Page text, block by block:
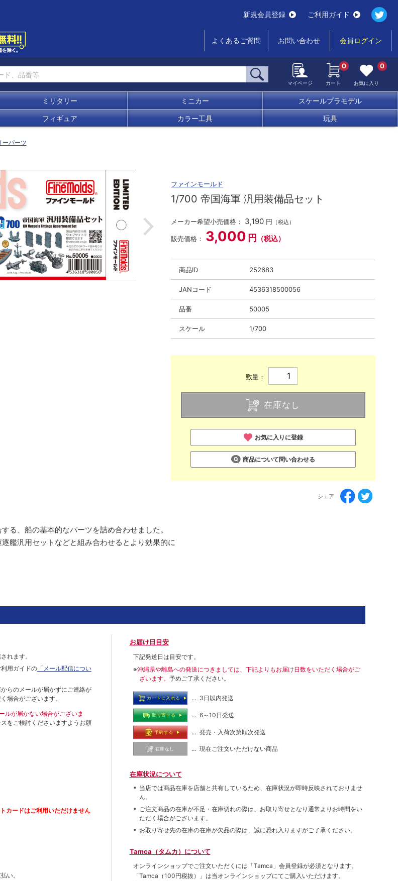
新規会員登録 ご利用ガイド
よくあるご質問 お問い合わせ 会員ログイン
マイページ カート
0
お気に入り
0
ミリタリー ミニカー スケールプラモデル
フィギュア カラー工具 玩具
ーパーツ
ファインモールド
1/700 帝国海軍 汎用装備品セット
メーカー希望小売価格： 3,190 円 （税込）
販売価格： 3,000 円 （税込）
商品ID 252683
JANコード 4536318500056
品番 50005
スケール 1/700
数量：
在庫なし
お気に入りに登録
商品について問い合わせる
シェア
る、船の基本的なパーツを詰め合わせました。
艦汎用セットなどと組み合わせるとより効果的に
れます。
用ガイドの「メール配信につい
らのメールが届かずにご連絡が
場合がございます。
ルが届かない場合がございま
をご検討くださいますようお願
カードはご利用いただけません
い。
お届け日目安
下記発送日は目安です。
※沖縄県や離島への発送につきましては、下記よりもお届け日数をいただく場合がご
ざいます。 予めご了承ください。
カートに入れる … 3日以内発送
取り寄せる … 6～10日発送
予約する … 発売・入荷次第順次発送
在庫なし … 現在ご注文いただけない商品
在庫状況について
当店では商品在庫を店舗と共有しているため、在庫状況が即時反映されておりませ
ん。
ご注文商品の在庫が不足・在庫切れの際は、お取り寄せとなり通常よりお時間をい
ただく場合がございます。
お取り寄せ先の在庫の在庫が欠品の際は、誠に恐れ入りますがご了承ください。
Tamca（タムカ）について
オンラインショップでご注⽂いただくには「Tamca」会員登録が必須となります。
「Tamca （100円税抜）
」は当オンラインショップにてご購⼊いただけます。